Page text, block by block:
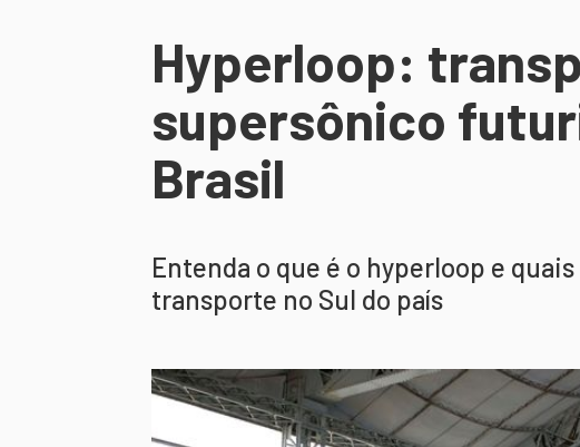
Hyperloop:
supersônico
Brasil
Entenda o que é o hyperloop e
transporte no Sul do país